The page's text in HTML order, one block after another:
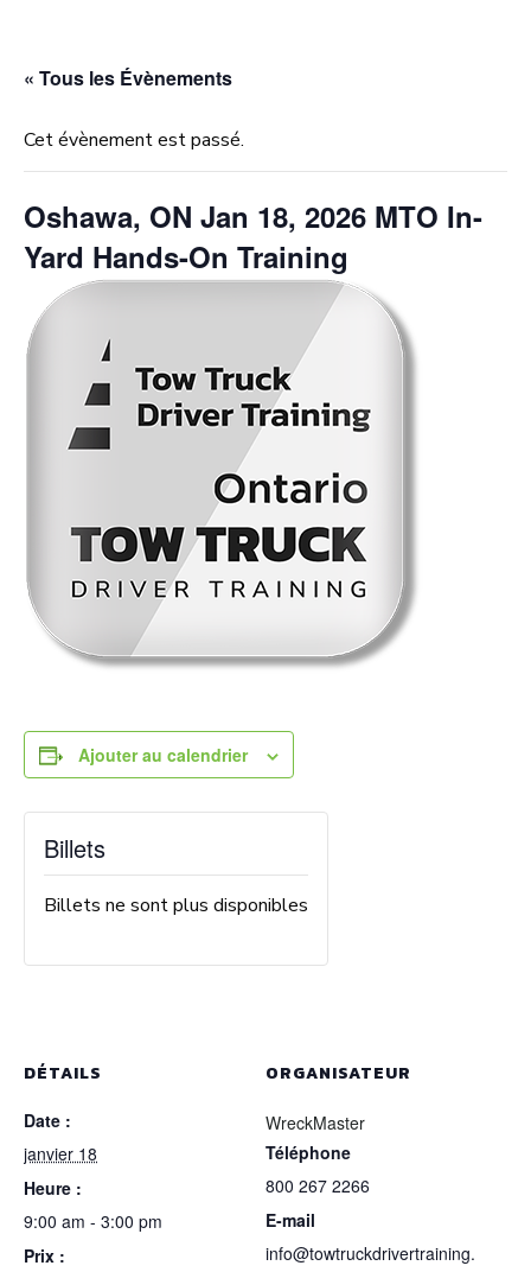
« Tous les Évènements
Cet évènement est passé.
Oshawa, ON Jan 18, 2026 MTO In-
Yard Hands-On Training
Ajouter au calendrier
DÉTAILS
Date :
janvier 18
Heure :
9:00 am - 3:00 pm
Prix :
ORGANISATEUR
WreckMaster
Téléphone
800 267 2266
E-mail
info@towtruckdrivertraining.
Billets
Billets ne sont plus disponibles